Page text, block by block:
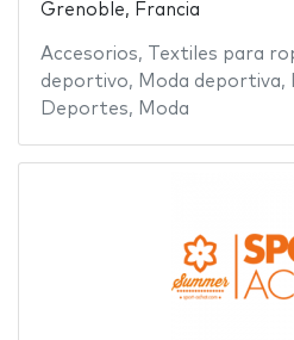
Grenoble, Francia
Accesorios, Textiles para
deportivo, Moda deportiva,
Deportes, Moda